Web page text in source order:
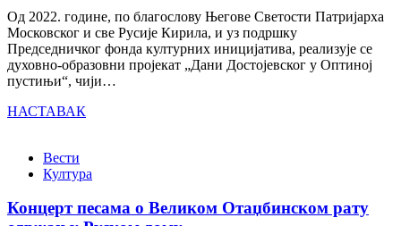
Од 2022. године, по благослову Његове Светости Патријарха
Московског и све Русије Кирила, и уз подршку
Председничког фонда културних иницијатива, реализује се
духовно-образовни пројекат „Дани Достојевског у Оптиној
пустињи“, чији…
НАСТАВАК
Вести
Култура
Концерт песама о Великом Отаџбинском рату